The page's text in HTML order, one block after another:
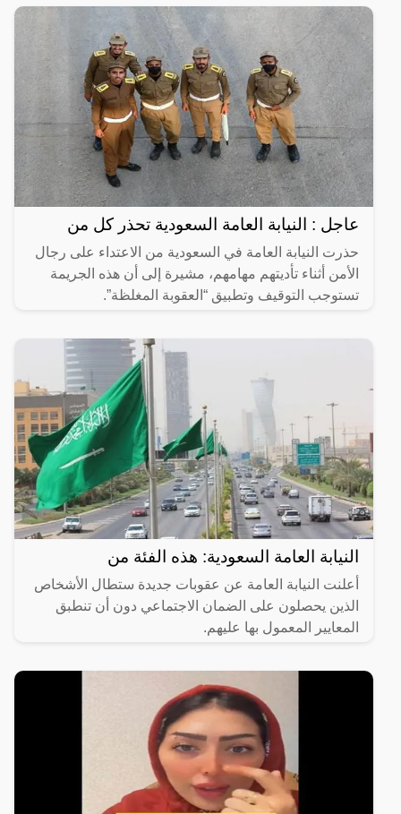
عاجل : النيابة العامة السعودية تحذر كل من
حذرت النيابة العامة في السعودية من الاعتداء على رجال
الأمن أثناء تأديتهم مهامهم، مشيرة إلى أن هذه الجريمة
تستوجب التوقيف وتطبيق “العقوبة المغلظة”.
النيابة العامة السعودية: هذه الفئة من
أعلنت النيابة العامة عن عقوبات جديدة ستطال الأشخاص
الذين يحصلون على الضمان الاجتماعي دون أن تنطبق
المعايير المعمول بها عليهم.